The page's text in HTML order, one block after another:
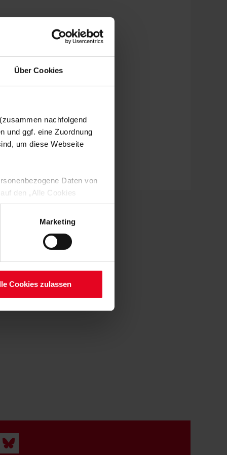
Über Cookies
nachfolgend
und ggf. eine Zuordnung
um diese Webseite
Daten von
den „Alle Cookies
Verarbeitung Ihrer
Art. 6 Abs. 1 lit. a DSGVO
Ihre etwaig erteilten
Marketing
Cookies zulassen